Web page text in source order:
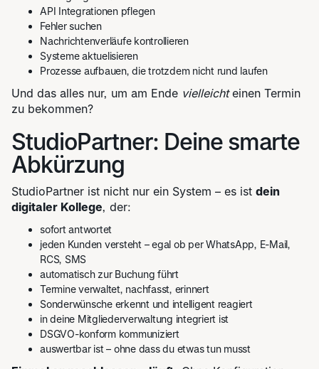
API Integrationen pflegen
Fehler suchen
Nachrichtenverläufe kontrollieren
Systeme aktuelisieren
Prozesse aufbauen, die trotzdem nicht rund laufen
Und das alles nur, um am Ende vielleichteinen Termin
zu bekommen?
StudioPartner: Deine smarte
Abkürzung
StudioPartner ist nicht nur ein System – es ist dein
digitaler Kollege, der:
sofort antwortet
jeden Kunden versteht – egal ob per WhatsApp, E-Mail,
RCS, SMS
automatisch zur Buchung führt
Termine verwaltet, nachfasst, erinnert
Sonderwünsche erkennt und intelligent reagiert
in deine Mitgliederverwaltung integriert ist
DSGVO-konform kommuniziert
auswertbar ist – ohne dass du etwas tun musst